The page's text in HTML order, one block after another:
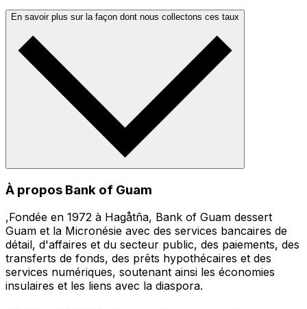
En savoir plus sur la façon dont nous collectons ces taux
À propos Bank of Guam
,Fondée en 1972 à Hagåtña, Bank of Guam dessert
Guam et la Micronésie avec des services bancaires de
détail, d'affaires et du secteur public, des paiements, des
transferts de fonds, des prêts hypothécaires et des
services numériques, soutenant ainsi les économies
insulaires et les liens avec la diaspora.